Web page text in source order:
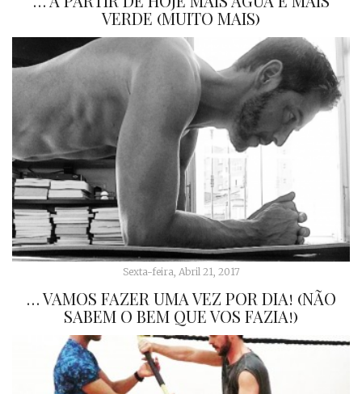
VERDE (MUITO MAIS)
Sexta-feira, Abril 21, 2017
… VAMOS FAZER UMA VEZ POR DIA! (NÃO
SABEM O BEM QUE VOS FAZIA!)